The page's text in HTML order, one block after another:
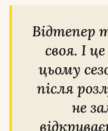
Відтепер ти не «чиясь», ти —
своя. І
цьому
після
не